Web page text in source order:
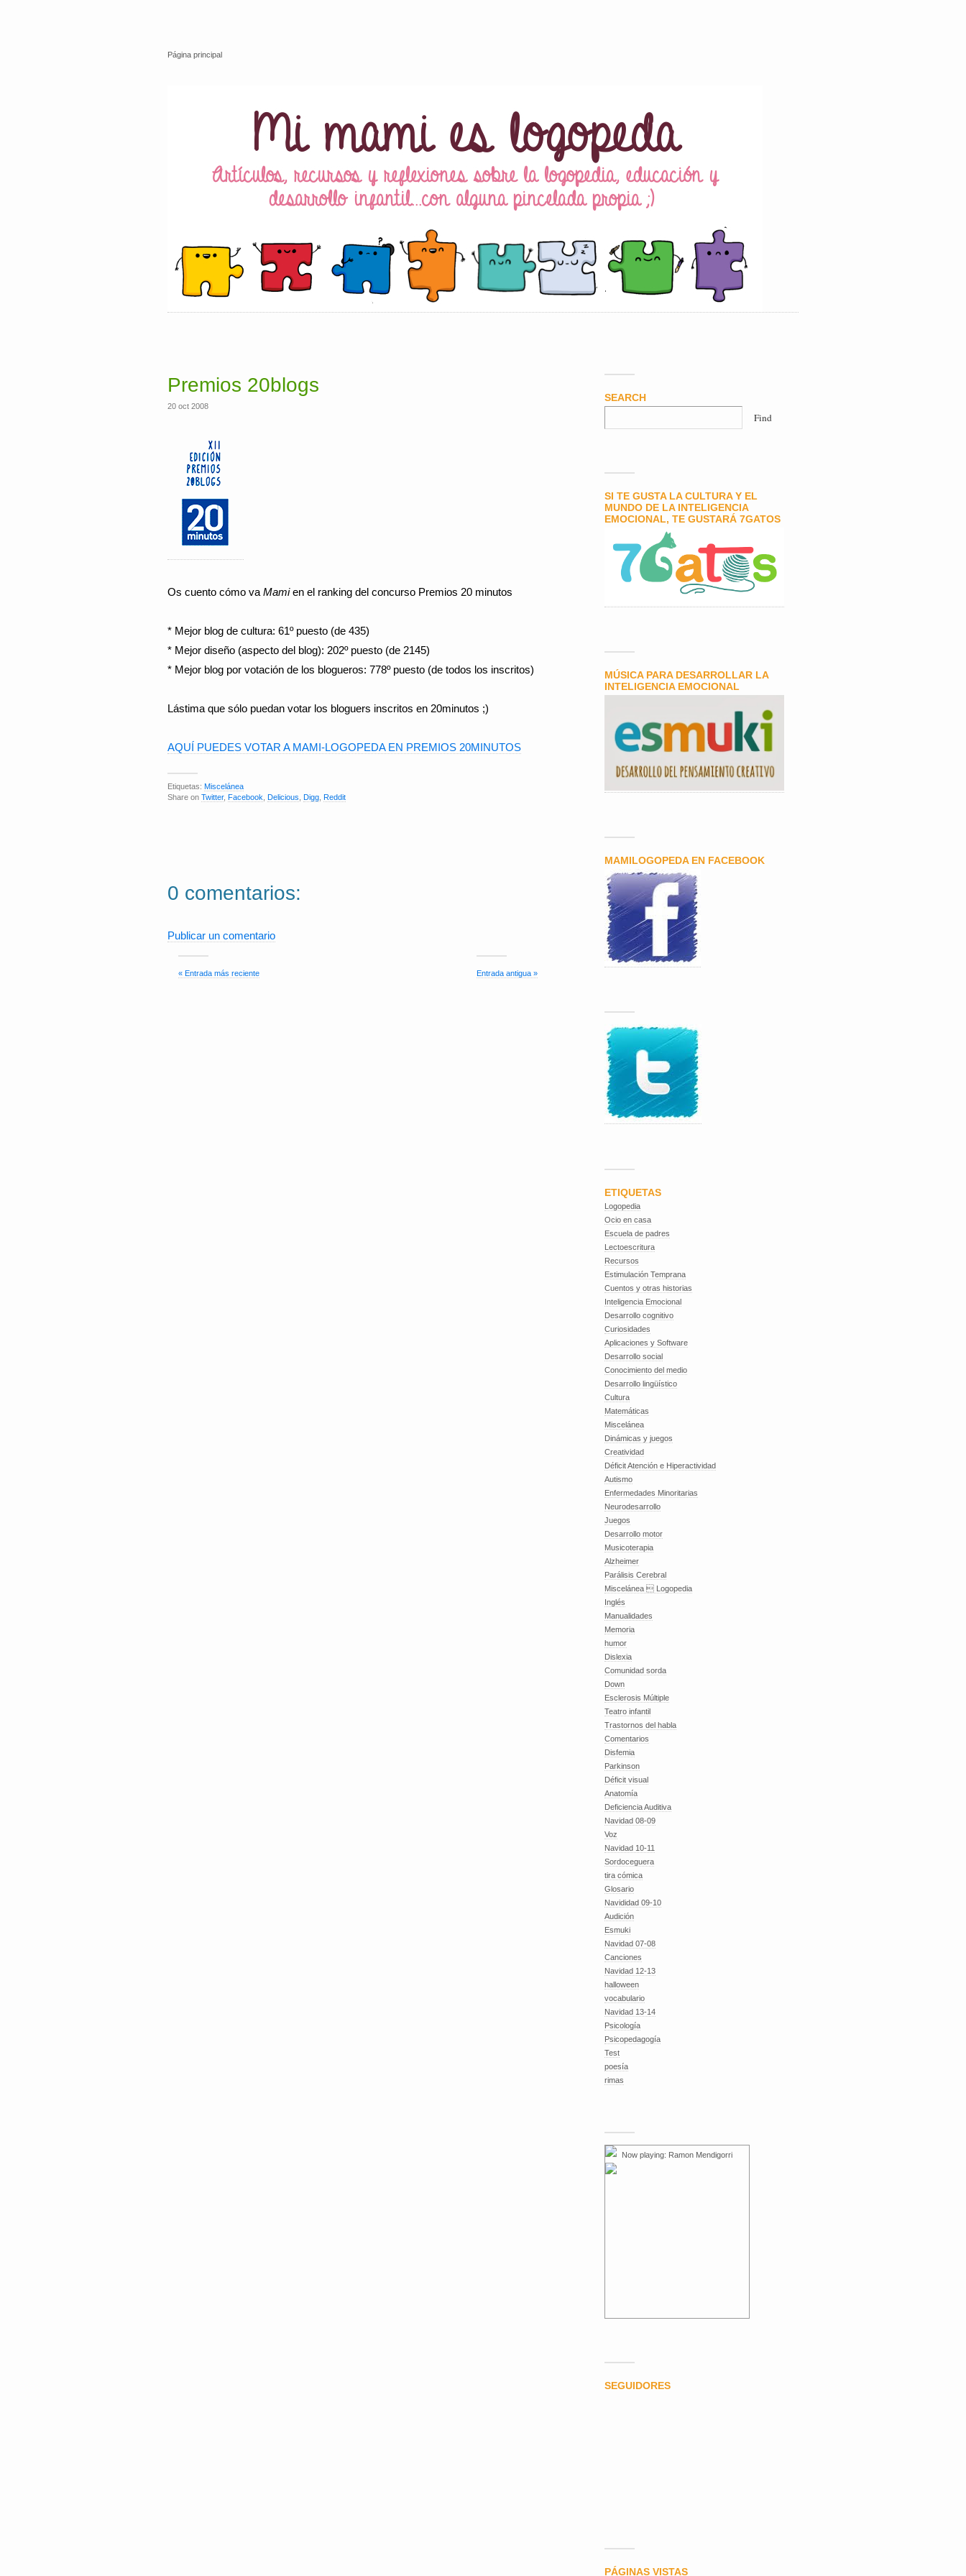
Página principal
Premios 20blogs
20 oct 2008
Os cuento cómo va Mamien el ranking del concurso Premios 20 minutos
* Mejor blog de cultura: 61º puesto (de 435)
* Mejor diseño (aspecto del blog): 202º puesto (de 2145)
* Mejor blog por votación de los blogueros: 778º puesto (de todos los inscritos)
Lástima que sólo puedan votar los bloguers inscritos en 20minutos ;)
AQUÍ PUEDES VOTAR A MAMI-LOGOPEDA EN PREMIOS 20MINUTOS
Etiquetas: Miscelánea
Share on Twitter, Facebook Delicious Digg Reddit
0 comentarios:
Publicar un comentario
« Entrada más reciente Entrada antigua »
SEARCH
SI TE GUSTA LA CULTURA Y EL
MUNDO DE LA INTELIGENCIA
EMOCIONAL, TE GUSTARÁ 7GATOS
MÚSICA PARA DESARROLLAR LA
INTELIGENCIA EMOCIONAL
MAMILOGOPEDA EN FACEBOOK
ETIQUETAS
Logopedia
Ocio en casa
Escuela de padres
Lectoescritura
Recursos
Estimulación Temprana
Cuentos y otras historias
Inteligencia Emocional
Desarrollo cognitivo
Curiosidades
Aplicaciones y Software
Desarrollo social
Conocimiento del medio
Desarrollo lingüístico
Cultura
Matemáticas
Miscelánea
Dinámicas y juegos
Creatividad
Déficit Atención e Hiperactividad
Autismo
Enfermedades Minoritarias
Neurodesarrollo
Juegos
Desarrollo motor
Musicoterapia
Alzheimer
Parálisis Cerebral
Miscelánea  Logopedia
Inglés
Manualidades
Memoria
humor
Dislexia
Comunidad sorda
Down
Esclerosis Múltiple
Teatro infantil
Trastornos del habla
Comentarios
Disfemia
Parkinson
Déficit visual
Anatomía
Deficiencia Auditiva
Navidad 08-09
Voz
Navidad 10-11
Sordoceguera
tira cómica
Glosario
Navididad 09-10
Audición
Esmuki
Navidad 07-08
Canciones
Navidad 12-13
halloween
vocabulario
Navidad 13-14
Psicología
Psicopedagogía
Test
poesía
rimas
Now playing: Ramon Mendigorri
SEGUIDORES
PÁGINAS VISTAS